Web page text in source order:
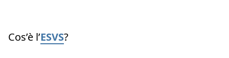
Cos’è l’ESVS?